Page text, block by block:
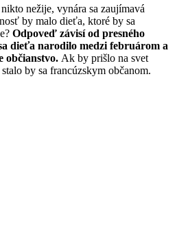
nežije, vynára sa zaujímavá
by malo dieťa, ktoré by sa
Odpoveď závisí od presného
dieťa narodilo medzi februárom a
občianstvo. Ak by prišlo na svet
by sa francúzskym občanom.